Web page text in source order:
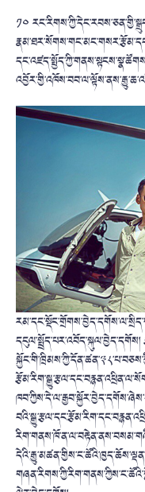
༡༠
དངུལ་སྤྲོད་པར་འབོད་སྐུལ་བྱེད་དགོས།